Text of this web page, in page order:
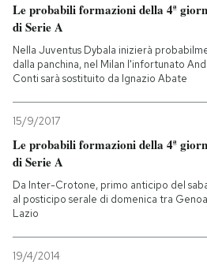
I MIEI PREFERITI
SHOP
CALENDARIO
AREA PERSONALE
Le probabili formazioni della 4ª
di Serie A
Nella Juventus Dybala inizierà
dalla panchina, nel Milan l'infortunato
Conti sarà sostituito da Ignazio Abate
15/9/2017
Le probabili formazioni della 4ª
di Serie A
Da Inter-Crotone, primo anticipo del
al posticipo serale di domenica tra
Lazio
19/4/2014